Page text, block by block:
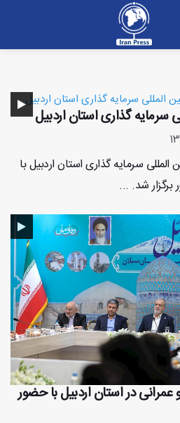
سرمایه گذاری استان اردبیل
سرمایه گذاری استان اردبیل با
برگزار شد. ...
و عمرانی در استان اردبیل با حضور